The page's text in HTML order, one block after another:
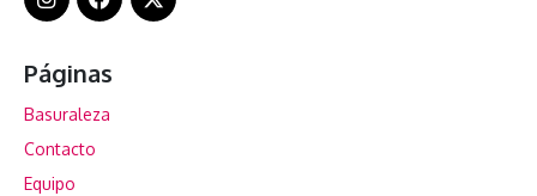
Páginas
Basuraleza
Contacto
Equipo